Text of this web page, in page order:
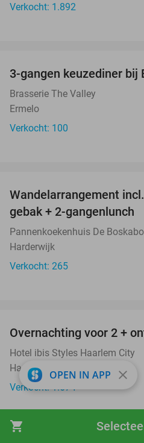
shopping_cart
Verkocht: 1.892
3-gangen keuzediner bij
Brasserie The Valley
Ermelo
Verkocht: 100
Wandelarrangement
gebak + 2-gangenlunch
Pannenkoekenhuis De
Harderwijk
Verkocht: 265
Overnachting voor 2 +
Hotel ibis Styles Haarlem City
Haarlem
Verkocht: 1.674
Excl. ca.
OPEN IN APP close